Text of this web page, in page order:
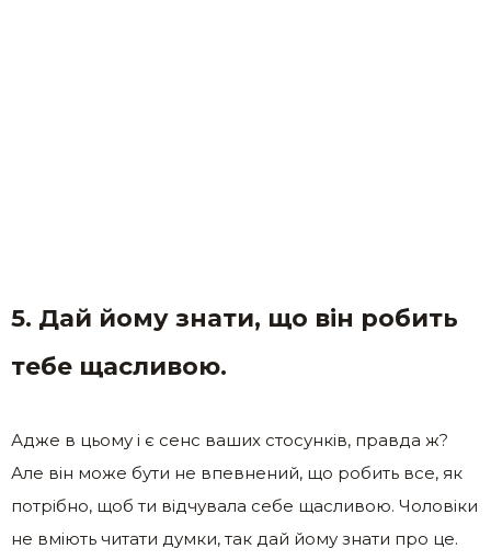
5. Дай йому знати, що він робить
тебе щасливою.
Адже в цьому і є сенс ваших стосунків, правда ж?
Але він може бути не впевнений, що робить все, як
потрібно, щоб ти відчувала себе щасливою. Чоловіки
не вміють читати думки, так дай йому знати про це.